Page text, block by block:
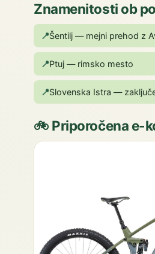
Znamenitosti ob
📍Šentilj — mejni prehod z
📍Ptuj — rimsko mesto
📍Slovenska Istra —
🚲 Priporočena e-